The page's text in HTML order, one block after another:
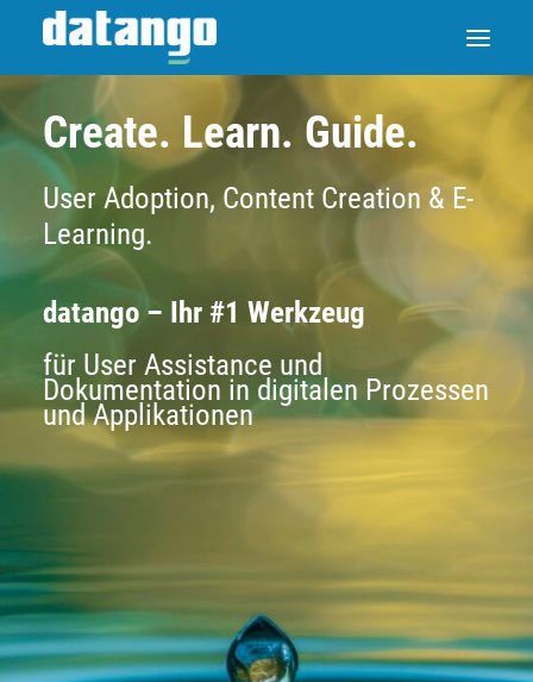
Create. Learn. Guide.
User Adoption, Content Creation & E-
Learning.
datango – Ihr #1 Werkzeug
für User Assistance und
Dokumentation in digitalen Prozessen
und Applikationen